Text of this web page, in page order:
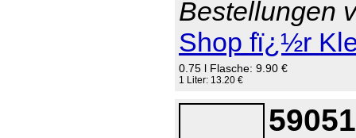
Bestellungen
Shop fï¿½r
0.75 l Flasche: 9.90 €
1 Liter: 13.20 €